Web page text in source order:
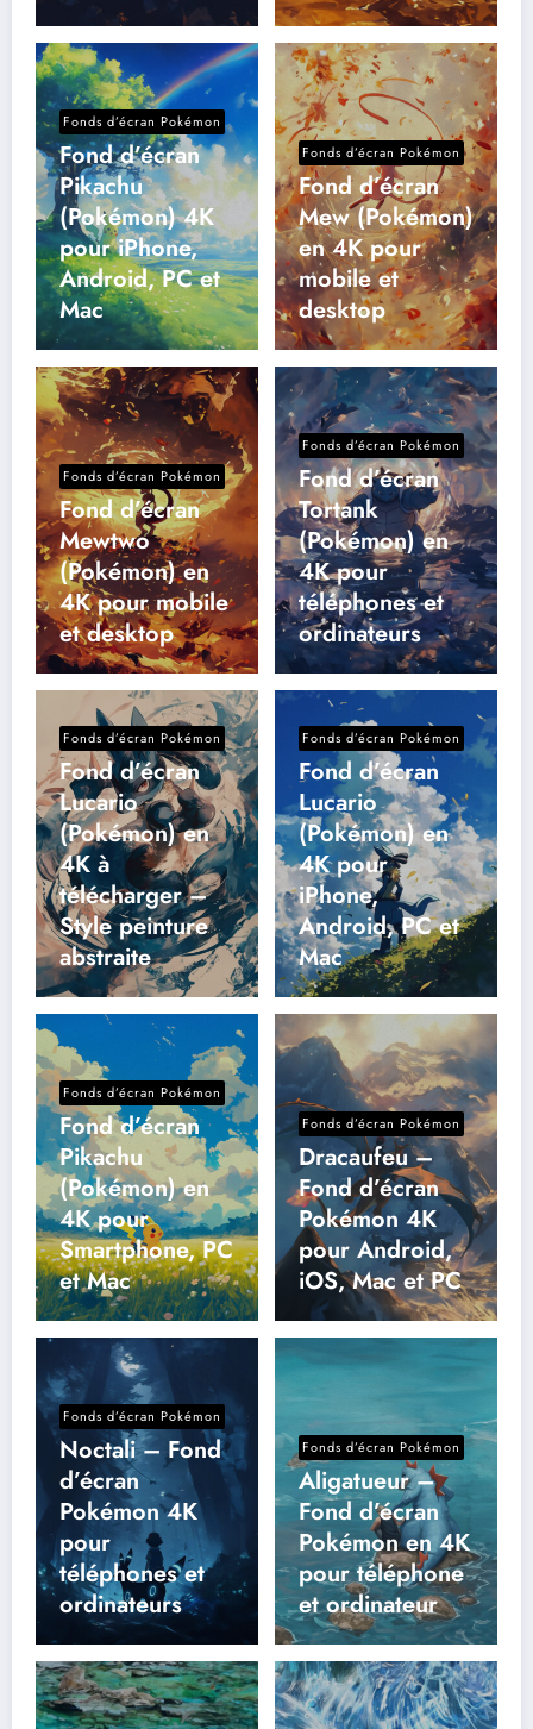
Fonds d’écran Pokémon
Fond d’écran
Pikachu
(Pokémon) 4K
pour iPhone,
Android, PC et
Mac
Fonds d’écran Pokémon
Fond d’écran
Mew (Pokémon)
en 4K pour
mobile et
desktop
Fonds d’écran Pokémon
Fond d’écran
Mewtwo
(Pokémon) en
4K pour mobile
et desktop
Fonds d’écran Pokémon
Fond d’écran
Tortank
(Pokémon) en
4K pour
téléphones et
ordinateurs
Fonds d’écran Pokémon
Fond d’écran
Lucario
(Pokémon) en
4K à
télécharger –
Style peinture
abstraite
Fonds d’écran Pokémon
Fond d’écran
Lucario
(Pokémon) en
4K pour
iPhone,
Android, PC et
Mac
Fonds d’écran Pokémon
Fond d’écran
Pikachu
(Pokémon) en
4K pour
Smartphone, PC
et Mac
Fonds d’écran Pokémon
Dracaufeu –
Fond d’écran
Pokémon 4K
pour Android,
iOS, Mac et PC
Fonds d’écran Pokémon
Noctali – Fond
d’écran
Pokémon 4K
pour
téléphones et
ordinateurs
Fonds d’écran Pokémon
Aligatueur –
Fond d’écran
Pokémon en 4K
pour téléphone
et ordinateur